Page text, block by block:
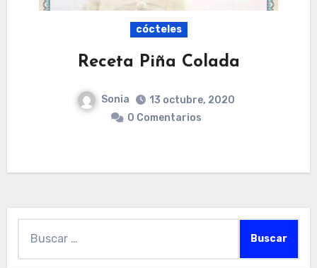
cócteles
Receta Piña Colada
Sonia
13 octubre, 2020
0 Comentarios